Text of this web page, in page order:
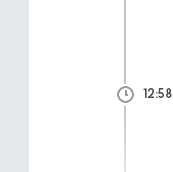
12:58